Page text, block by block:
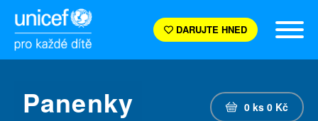
DARUJTE HNED
Panenky 0 ks 0 Kč